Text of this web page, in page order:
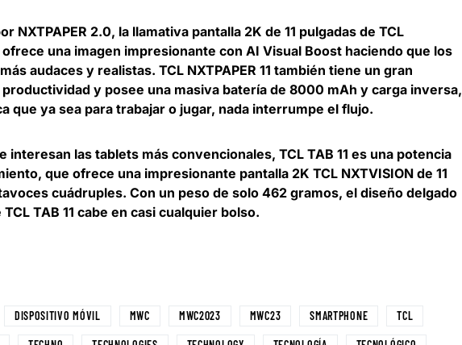
NXTPAPER 2.0, la llamativa pantalla 2K de 11 pulgadas de TCL
ofrece una imagen impresionante con AI Visual Boost haciendo que los
audaces y realistas. TCL NXTPAPER 11 también tiene un gran
productividad y posee una masiva batería de 8000 mAh y carga inversa,
que ya sea para trabajar o jugar, nada interrumpe el flujo.
interesan las tablets más convencionales, TCL TAB 11 es una potencia
que ofrece una impresionante pantalla 2K TCL NXTVISION de 11
cuádruples. Con un peso de solo 462 gramos, el diseño delgado
TAB 11 cabe en casi cualquier bolso.
DISPOSITIVO MÓVIL MWC MWC2023 MWC23 SMARTPHONE TCL